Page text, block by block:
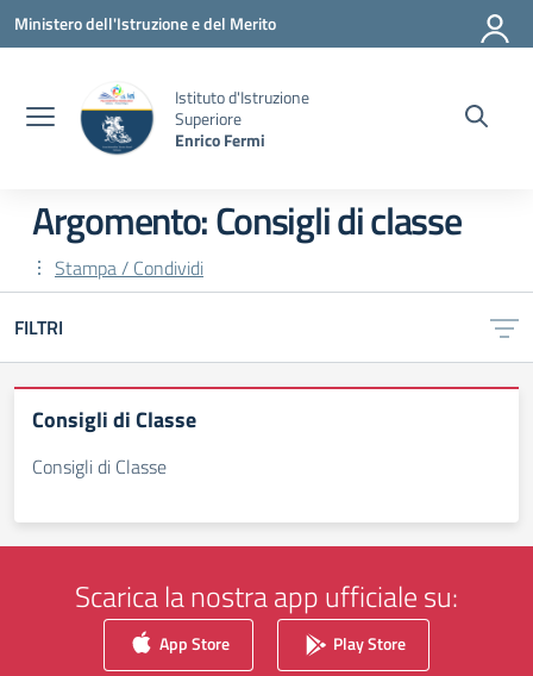
Vai ai contenuti
Vai al menu di navigazione
Vai al footer
Ministero dell'Istruzione e del Merito
Istituto d'Istruzione
Superiore
Enrico Fermi
Argomento: Consigli di classe
Stampa / Condividi
FILTRI
Consigli di Classe
Consigli di Classe
Scarica la nostra app ufficiale su:
App Store Play Store